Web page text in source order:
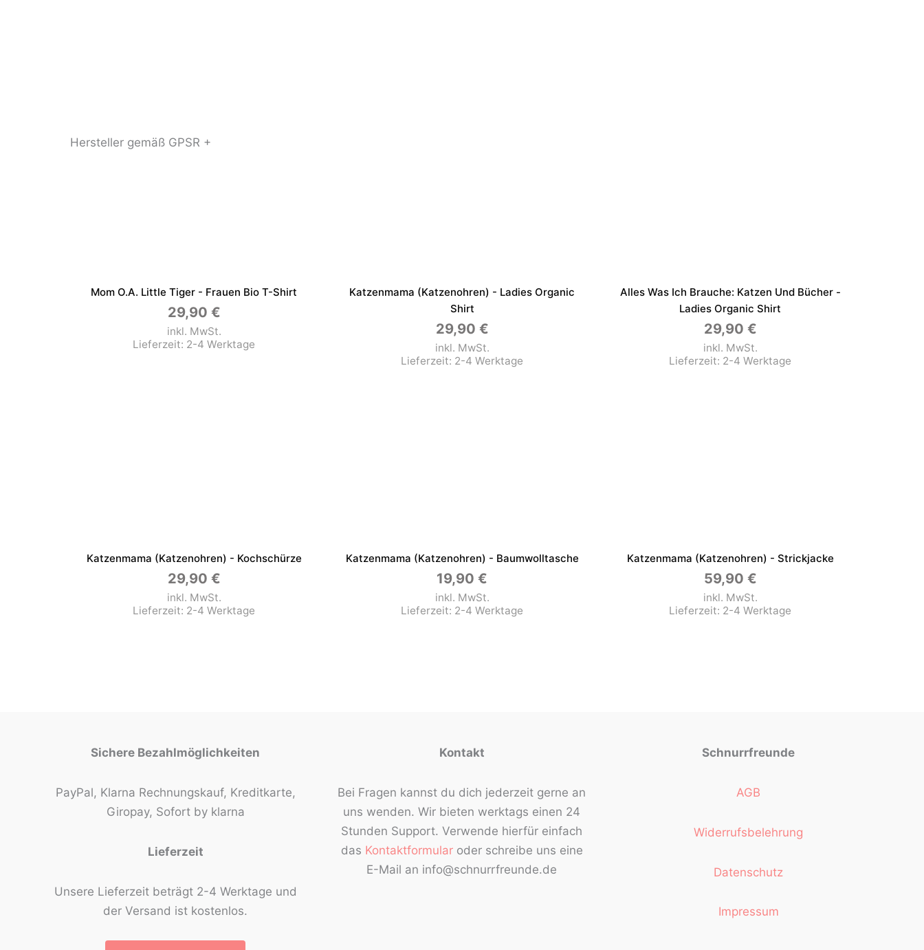
Hersteller gemäß GPSR +
Mom O.a. Little Tiger - Frauen Bio T-Shirt
29,90 €
inkl. MwSt.
Lieferzeit: 2-4 Werktage
Katzenmama (Katzenohren) - Ladies Organic
Shirt
29,90 €
inkl. MwSt.
Lieferzeit: 2-4 Werktage
Alles Was Ich Brauche: Katzen Und Bücher -
Ladies Organic Shirt
29,90 €
inkl. MwSt.
Lieferzeit: 2-4 Werktage
Katzenmama (Katzenohren) - Kochschürze
29,90 €
inkl. MwSt.
Lieferzeit: 2-4 Werktage
Katzenmama (Katzenohren) - Baumwolltasche
19,90 €
inkl. MwSt.
Lieferzeit: 2-4 Werktage
Katzenmama (Katzenohren) - Strickjacke
59,90 €
inkl. MwSt.
Lieferzeit: 2-4 Werktage
Sichere Bezahlmöglichkeiten
PayPal, Klarna Rechnungskauf, Kreditkarte,
Giropay, Sofort by klarna
Lieferzeit
Unsere Lieferzeit beträgt 2-4 Werktage und
der Versand ist kostenlos.
Kontakt
Bei Fragen kannst du dich jederzeit gerne an
uns wenden. Wir bieten werktags einen 24
Stunden Support. Verwende hierfür einfach
das Kontaktformularoder schreibe uns eine
E-Mail an info@schnurrfreunde.de
Schnurrfreunde
AGB
Widerrufsbelehrung
Datenschutz
Impressum